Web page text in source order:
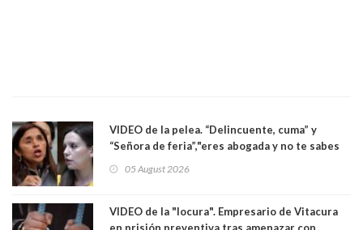
VIDEO de la pelea. “Delincuente, cuma” y
“Señora de feria”,"eres abogada y no te sabes
senadoras Camila Flores y Fabiola Campillai en
05 August 2026
VIDEO de la "locura". Empresario de Vitacura